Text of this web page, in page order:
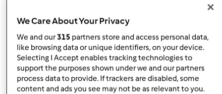
sgrammaticate e senza punteggiatura), quelle copiate da
web (foto comprese) senza essere adattate al Bimby e
quelle stellate solo per amicizia.
Un saluto a tutte e buona cucina
We Care About Your Privacy
We and our315 partners store and access personal data,
like browsing data or unique identifiers, on your device.
Selecting I Accept enables tracking technologies to
support the purposes shown under we and our partners
process data to provide. If trackers are disabled, some
content and ads you see may not be as relevant to you.